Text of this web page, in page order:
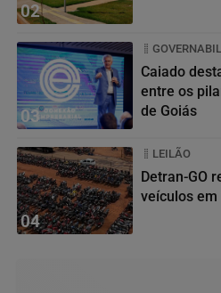
02
03
Caiado
entre os
de Goiás
04
LEILÃO
Detran-GO
veículos